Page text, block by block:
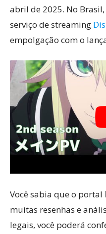
abril de 2025. No
serviço de streaming
empolgação com o
Você sabia que o portal
muitas resenhas e
legais, você poderá